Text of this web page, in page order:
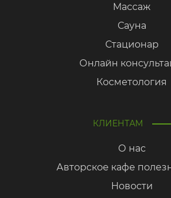
Массаж
Сауна
Стационар
Онлайн
Косметология
КЛИЕНТАМ
О нас
Авторское кафе
Новости